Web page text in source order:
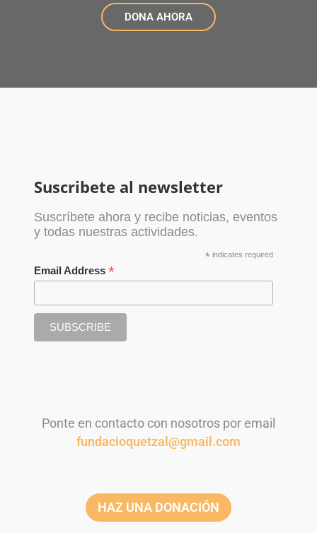
DONA AHORA
Suscribete al newsletter
Suscríbete ahora y recibe noticias, eventos
y todas nuestras actividades.
* indicates required
Email Address *
Ponte en contacto con nosotros por email
fundacioquetzal@gmail.com
HAZ UNA DONACIÓN